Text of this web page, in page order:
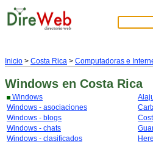
Inicio > Costa Rica > Computadoras e
Windows en Costa Rica
Windows
Windows - asociaciones
Windows - blogs
Windows - chats
Windows - clasificados